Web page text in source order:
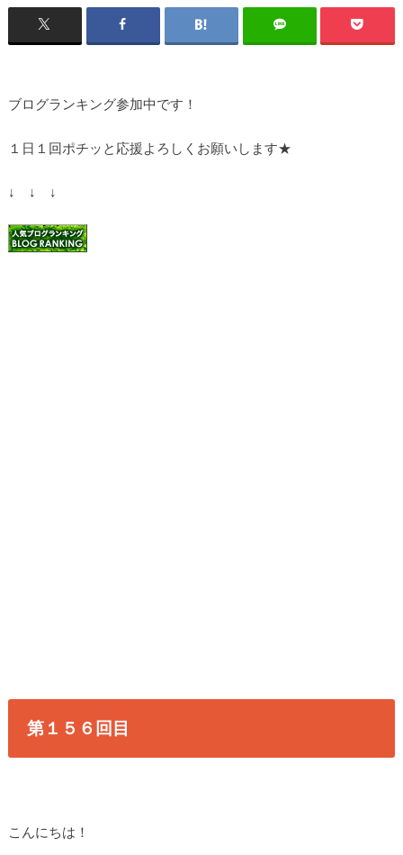
ブログランキング参加中です！
１日１回ポチッと応援よろしくお願いします★
↓ ↓ ↓
第１５６回目
こんにちは！